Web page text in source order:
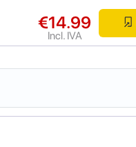
€14.99
Incl. IVA